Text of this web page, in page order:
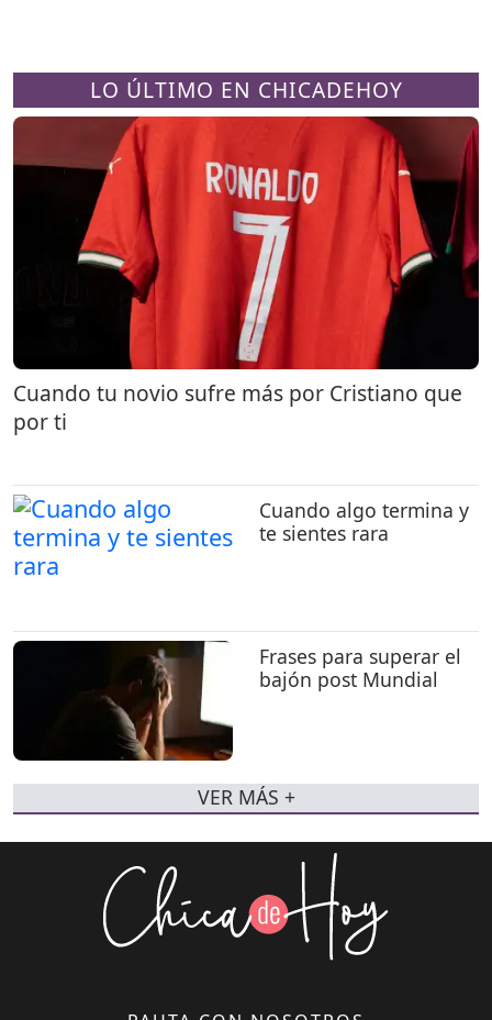
LO ÚLTIMO EN CHICADEHOY
Cuando tu novio sufre más por Cristiano que
por ti
Cuando algo termina y
te sientes rara
Frases para superar el
bajón post Mundial
VER MÁS +